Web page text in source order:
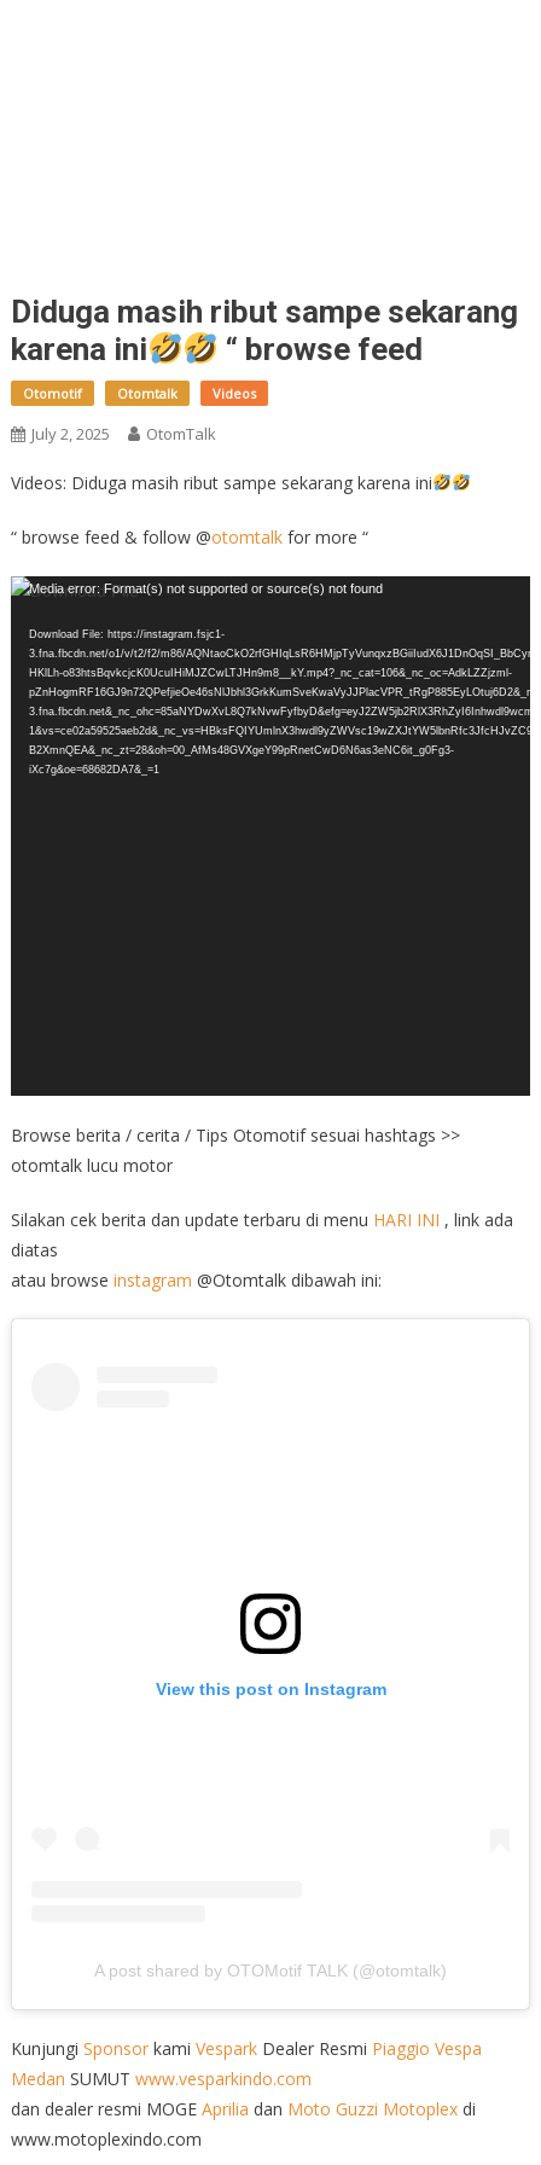
Diduga masih ribut sampe sekarang
karena ini
“ browse feed
Otomotif Otomtalk Videos
July 2, 2025 OtomTalk
Videos: Diduga masih ribut sampe sekarang karena ini
“ browse feed & follow @otomtalkfor more “
Video
Media error: Format(s) not supported or source(s) not found
Download File: https://instagram.fsjc1-
3.fna.fbcdn.net/o1/v/t2/f2/m86/
HKlLh-o83htsBqvkcjcK0UcuIHiMJZCwLTJHn9m8__kY.mp4?_nc_cat=106&_nc_oc=AdkLZZjzml-
B2XmnQEA&_nc_zt=28&oh=00_AfMs48GVXgeY99pRnetCwD6N6as3eNC6it_g0Fg3-
iXc7g&oe=68682DA7&_=1
Browse berita / cerita / Tips Otomotif sesuai hashtags >>
otomtalk lucu motor
Silakan cek berita dan update terbaru di menu HARI INI , link ada
diatas
atau browse instagram @Otomtalk dibawah ini:
View this post on Instagram
A post shared by OTOMotif TALK (@otomtalk)
Kunjungi Sponsorkami VesparkDealer Resmi Piaggio Vespa
Medan SUMUT www.vesparkindo.com
dan dealer resmi MOGE Aprilia dan Moto Guzzi Motoplexdi
www.motoplexindo.com